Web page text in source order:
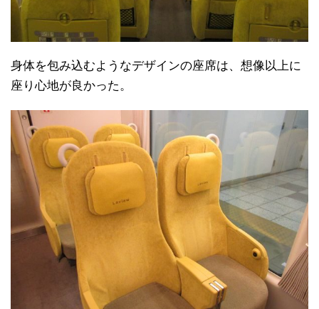
身体を包み込むようなデザインの座席は、想像以上に
座り心地が良かった。